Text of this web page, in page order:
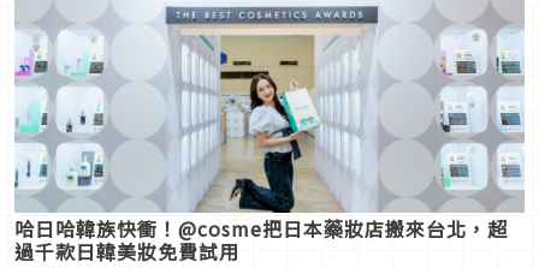
哈日哈韓族快衝！@cosme把日本藥妝店搬來台北，超
過千款日韓美妝免費試用